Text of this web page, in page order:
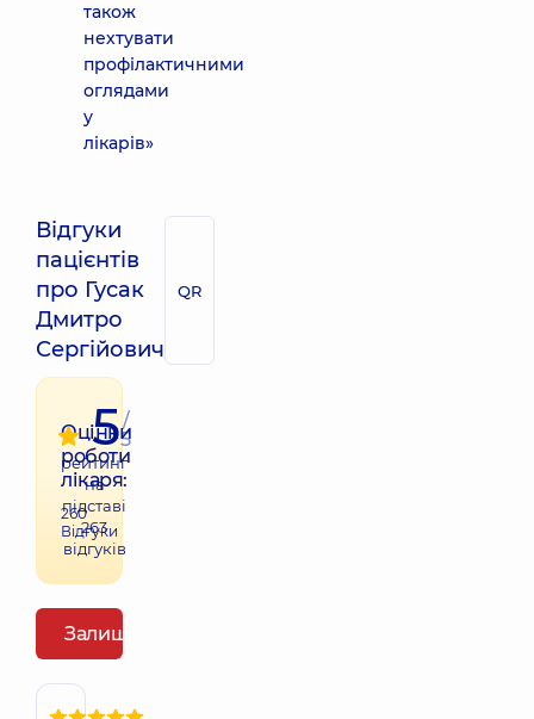
також
нехтувати
профілактичними
оглядами
у
лікарів»
Відгуки
пацієнтів
про Гусак
Дмитро
Сергійович
QR
Оцінки
роботи
лікаря:
260
Відгуки
5/
5
рейтинг
на
підставі
263
відгуків
Залишити відгук